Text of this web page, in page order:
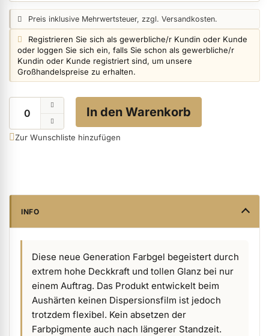
Hygiene anzeigen
Skintrix anzeigen
Hand- & Körperpflege anzeigen
Kundenpräsente anzeigen
Preisangabe:
Preis inklusive Mehrwertsteuer, zzgl. Versandkosten.
Login info:
Registrieren Sie sich als gewerbliche/r Kundin oder Kunde
oder loggen Sie sich ein, falls Sie schon als gewerbliche/r
Kundin oder Kunde registriert sind, um unsere
Großhandelspreise zu erhalten.
In den Warenkorb
Zur Wunschliste hinzufügen
INFO
Diese neue Generation Farbgel begeistert durch
extrem hohe Deckkraft und tollen Glanz bei nur
einem Auftrag. Das Produkt entwickelt beim
Aushärten keinen Dispersionsfilm ist jedoch
trotzdem flexibel. Kein absetzen der
Farbpigmente auch nach längerer Standzeit.